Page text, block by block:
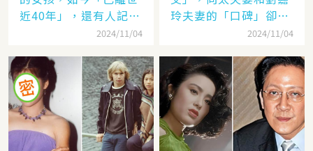
近40年」，還有人記得
2024/11/04
玲夫妻的「口碑」卻差
太遠：聽她們對「另一
2024/11/04